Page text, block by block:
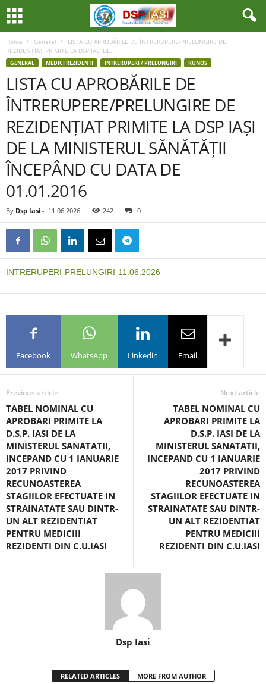
Home General
LISTA CU APROBĂRILE DE ÎNTRERUPERE/PRELUNGIRE DE
REZIDENȚIAT PRIMITE LA DSP IAȘI DE...
GENERAL MEDICI REZIDENTI INTRERUPERI / PRELUNGIRI RUNOS
LISTA CU APROBĂRILE DE
ÎNTRERUPERE/PRELUNGIRE DE
REZIDENȚIAT PRIMITE LA DSP IAȘI
DE LA MINISTERUL SĂNĂTĂȚII
ÎNCEPÂND CU DATA DE
01.01.2016
By Dsp Iasi - 11.06.2026 242 0
INTRERUPERI-PRELUNGIRI-11.06.2026
Facebook WhatsApp Linkedin Email
Previous article
TABEL NOMINAL CU
APROBARI PRIMITE LA
D.S.P. IASI DE LA
MINISTERUL SANATATII,
INCEPAND CU 1 IANUARIE
2017 PRIVIND
RECUNOASTEREA
STAGIILOR EFECTUATE IN
STRAINATATE SAU DINTR-
UN ALT REZIDENTIAT
PENTRU MEDICIII
REZIDENTI DIN C.U.IASI
Next article
TABEL NOMINAL CU
APROBARI PRIMITE LA
D.S.P. IASI DE LA
MINISTERUL SANATATII,
INCEPAND CU 1 IANUARIE
2017 PRIVIND
RECUNOASTEREA
STAGIILOR EFECTUATE IN
STRAINATATE SAU DINTR-
UN ALT REZIDENTIAT
PENTRU MEDICIII
REZIDENTI DIN C.U.IASI
Dsp Iasi
RELATED ARTICLES MORE FROM AUTHOR